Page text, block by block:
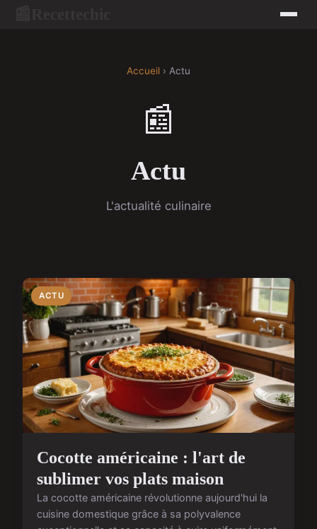
Accueil › Actu
📰
Actu
L'actualité culinaire
ACTU
Cocotte américaine : l'art de
sublimer vos plats maison
La cocotte américaine révolutionne aujourd'hui la
cuisine domestique grâce à sa polyvalence